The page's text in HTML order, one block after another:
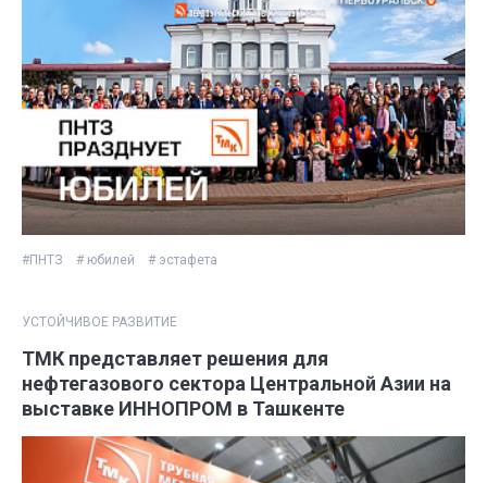
#ПНТЗ # юбилей # эстафета
УСТОЙЧИВОЕ РАЗВИТИЕ
ТМК представляет решения для
нефтегазового сектора Центральной Азии на
выставке ИННОПРОМ в Ташкенте